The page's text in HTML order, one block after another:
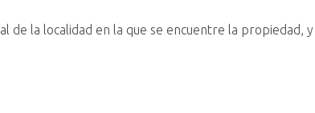
al de la localidad en la que se encuentre la propiedad, y